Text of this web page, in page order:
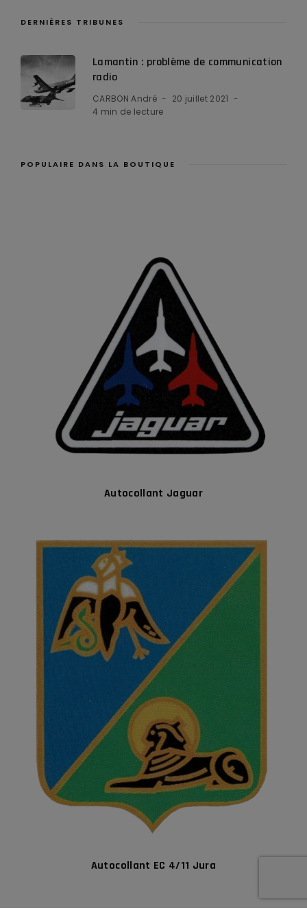
DERNIÈRES TRIBUNES
Lamantin : problème de communication
radio
CARBON André
20 juillet 2021
4 min de lecture
POPULAIRE DANS LA BOUTIQUE
Autocollant Jaguar
Autocollant EC 4/11 Jura